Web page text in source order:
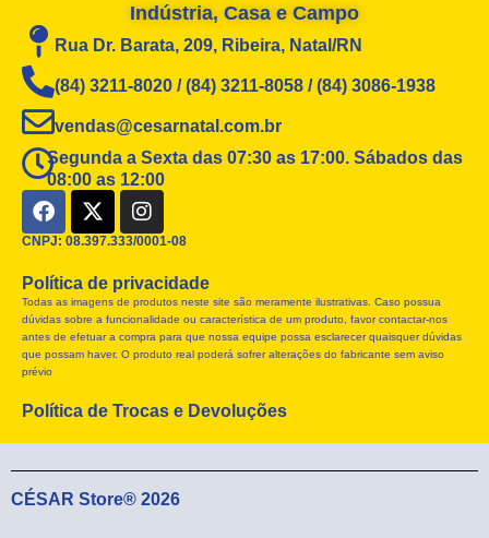
Indústria, Casa e Campo
Rua Dr. Barata, 209, Ribeira, Natal/RN
(84) 3211-8020 / (84) 3211-8058 / (84) 3086-1938
vendas@cesarnatal.com.br
Segunda a Sexta das 07:30 as 17:00. Sábados das
08:00 as 12:00
F
a
c
b
o
o
k
X
-
t
i
t
t
e
I
n
s
a
g
r
a
CNPJ: 08.397.333/0001-08
Política de privacidade
Todas as imagens de produtos neste site são meramente ilustrativas. Caso possua
dúvidas sobre a funcionalidade ou característica de um produto, favor contactar-nos
antes de efetuar a compra para que nossa equipe possa esclarecer quaisquer dúvidas
que possam haver. O produto real poderá sofrer alterações do fabricante sem aviso
prévio
Política de Trocas e Devoluções
CÉSAR Store® 2026